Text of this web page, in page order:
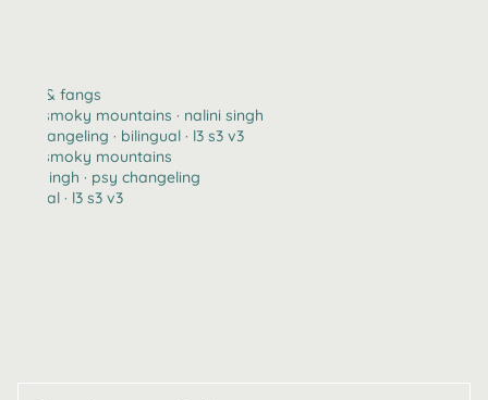
claws & fangs
2123 · smoky mountains · nalini singh
psy changeling · bilingual · l3 s3 v3
2123 · smoky mountains
nalini singh · psy changeling
bilingual · l3 s3 v3